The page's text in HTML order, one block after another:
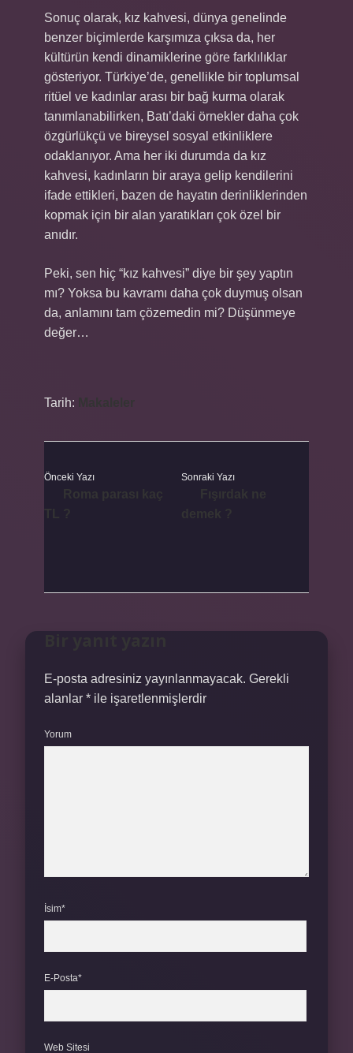
Sonuç olarak, kız kahvesi, dünya genelinde
benzer biçimlerde karşımıza çıksa da, her
kültürün kendi dinamiklerine göre farklılıklar
gösteriyor. Türkiye’de, genellikle bir toplumsal
ritüel ve kadınlar arası bir bağ kurma olarak
tanımlanabilirken, Batı’daki örnekler daha çok
özgürlükçü ve bireysel sosyal etkinliklere
odaklanıyor. Ama her iki durumda da kız
kahvesi, kadınların bir araya gelip kendilerini
ifade ettikleri, bazen de hayatın derinliklerinden
kopmak için bir alan yaratıkları çok özel bir
anıdır.
Peki, sen hiç “kız kahvesi” diye bir şey yaptın
mı? Yoksa bu kavramı daha çok duymuş olsan
da, anlamını tam çözemedin mi? Düşünmeye
değer…
Tarih:
Önceki Yazı Sonraki Yazı
E-posta adresiniz yayınlanmayacak. Gerekli
alanlar * ile işaretlenmişlerdir
Yorum
İsim*
E-Posta*
Web Sitesi